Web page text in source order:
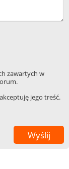
zawartych w
jego treść.